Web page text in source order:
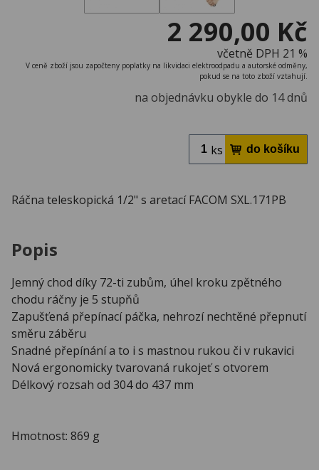
2 290,00 Kč
včetně DPH 21 %
V ceně zboží jsou započteny poplatky na likvidaci elektroodpadu a autorské odměny,
pokud se na toto zboží vztahují.
na objednávku obykle do 14 dnů
ks
Ráčna teleskopická 1/2" s aretací FACOM SXL.171PB
Popis
Jemný chod díky 72-ti zubům, úhel kroku zpětného
chodu ráčny je 5 stupňů
Zapušťená přepínací páčka, nehrozí nechtěné přepnutí
směru záběru
Snadné přepínání a to i s mastnou rukou či v rukavici
Nová ergonomicky tvarovaná rukojeť s otvorem
Délkový rozsah od 304 do 437 mm
Hmotnost: 869 g